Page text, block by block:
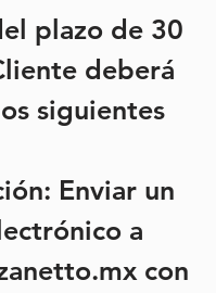
plazo de 30
deberá
siguientes
Enviar un
a
con